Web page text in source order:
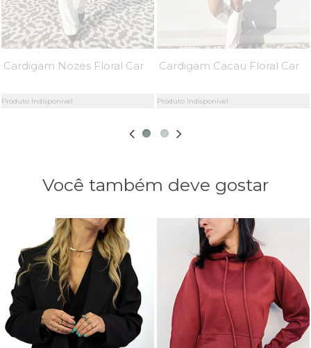
Produto Indisponível Produto Indisponível
Você também deve gostar